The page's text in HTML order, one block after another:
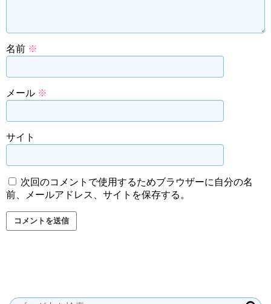
名前 ※
メール ※
サイト
次回のコメントで使用するためブラウザーに自分の名
前、メールアドレス、サイトを保存する。